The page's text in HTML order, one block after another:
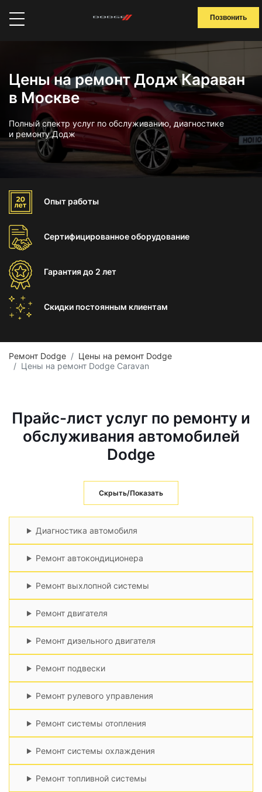
Позвонить
Цены на ремонт Додж Караван
в Москве
Полный спектр услуг по обслуживанию, диагностике
и ремонту Додж
Опыт работы
Сертифицированноеоборудование
Гарантиядо 2 лет
Скидки постоянным клиентам
Ремонт Dodge
Цены на ремонт Dodge
Цены на ремонт Dodge Caravan
Прайс-лист услуг по ремонту и
обслуживания автомобилей
Dodge
Скрыть/Показать
Диагностика автомобиля
Ремонт автокондиционера
Ремонт выхлопной системы
Ремонт двигателя
Ремонт дизельного двигателя
Ремонт подвески
Ремонт рулевого управления
Ремонт системы отопления
Ремонт системы охлаждения
Ремонт топливной системы